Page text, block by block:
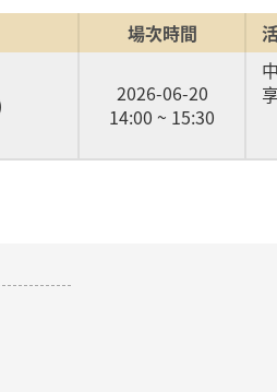
場次時間
2026-06-20
14:00 ~ 15:30